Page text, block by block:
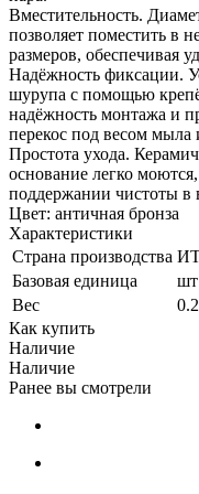
Вместительность.
позволяет поместить в
размеров, обеспечивая
Надёжность фиксации.
шурупа с помощью
надёжность монтажа и
перекос под весом мыла
Простота ухода.
основание легко
поддержании чистоты в
Цвет: античная бронза
Характеристики
Страна производства
Базовая единица
шт
Вес
Как купить
Наличие
Наличие
Ранее вы смотрели